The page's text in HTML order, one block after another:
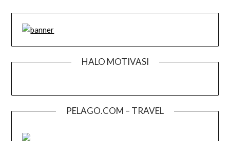
HALO MOTIVASI
PELAGO.COM – TRAVEL